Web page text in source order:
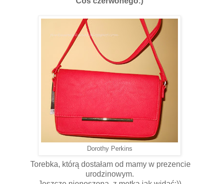
Dorothy Perkins
Torebka, którą dostałam od mamy w prezencie
urodzinowym.